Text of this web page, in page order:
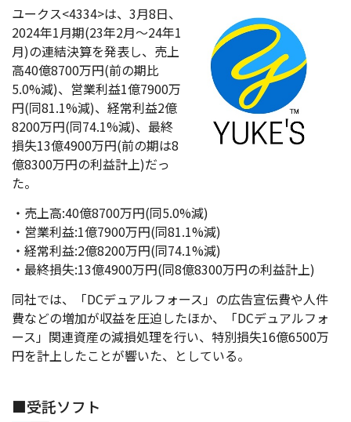
ユークス<4334>は、3月8日、
2024年1月期(23年2月～24年1
月)の連結決算を発表し、売上
高40億8700万円(前の期比
5.0%減)、営業利益1億7900万
円(同81.1%減)、経常利益2億
8200万円(同74.1%減)、最終
損失13億4900万円(前の期は8
億8300万円の利益計上)だっ
た。
・売上高:40億8700万円(同5.0%減)
・営業利益:1億7900万円(同81.1%減)
・経常利益:2億8200万円(同74.1%減)
・最終損失:13億4900万円(同8億8300万円の利益計上)
同社では、「DCデュアルフォース」の広告宣伝費や人件
費などの増加が収益を圧迫したほか、「DCデュアルフォ
ース」関連資産の減損処理を行い、特別損失16億6500万
円を計上したことが響いた、としている。
■受託ソフト